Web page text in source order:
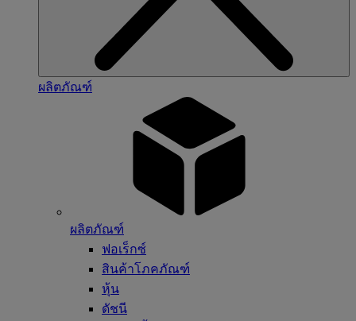
ผลิตภัณฑ์
ผลิตภัณฑ์
ฟอเร็กซ์
สินค้าโภคภัณฑ์
หุ้น
ดัชนี